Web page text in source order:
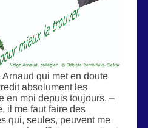
qui met en doute
absolument les
en moi depuis toujours. –
il me faut faire des
qui, seules, peuvent me